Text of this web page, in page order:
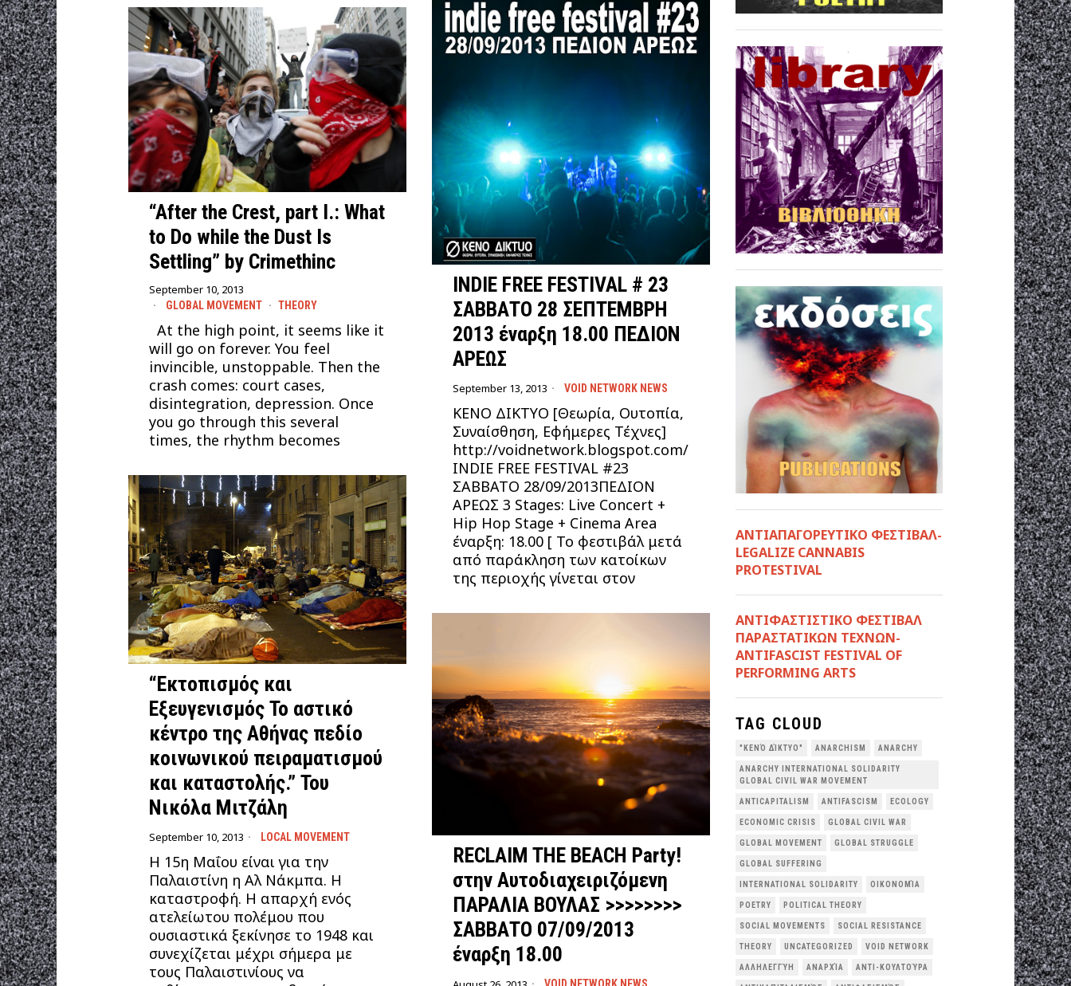
INDIE FREE FESTIVAL # 23
ΣΑΒΒΑΤΟ 28 ΣΕΠΤΕΜΒΡΗ
2013 έναρξη 18.00 ΠΕΔΙΟΝ
ΑΡΕΩΣ
September 13, 2013 VOID NETWORK NEWS
ΚΕΝΟ ΔΙΚΤΥΟ [Θεωρία, Ουτοπία,
Συναίσθηση, Εφήμερες Τέχνες]
http://voidnetwork.blogspot.com/
INDIE FREE FESTIVAL #23
ΣΑΒΒATO 28/09/2013ΠΕΔΙΟΝ
ΑΡΕΩΣ 3 Stages: Live Concert +
Hip Hop Stage + Cinema Area
έναρξη: 18.00 [ Το φεστιβάλ μετά
από παράκληση των κατοίκων
της περιοχής γίνεται στον
“After the Crest, part I.: What
to Do while the Dust Is
Settling” by Crimethinc
September 10, 2013
GLOBAL MOVEMENT · THEORY
At the high point, it seems like it
will go on forever. You feel
invincible, unstoppable. Then the
crash comes: court cases,
disintegration, depression. Once
you go through this several
times, the rhythm becomes
“Εκτοπισμός και
Εξευγενισμός Το αστικό
κέντρο της Αθήνας πεδίο
κοινωνικού πειραματισμού
και καταστολής.” Του
Νικόλα Μιτζάλη
September 10, 2013 LOCAL MOVEMENT
Η 15η Μαΐου είναι για την
Παλαιστίνη η Αλ Νάκμπα. Η
καταστροφή. Η απαρχή ενός
ατελείωτου πολέμου που
ουσιαστικά ξεκίνησε το 1948 και
συνεχίζεται μέχρι σήμερα με
τους Παλαιστινίους να
RECLAIM THE BEACH Party!
στην Αυτοδιαχειριζόμενη
ΠΑΡΑΛΙΑ ΒΟΥΛΑΣ >>>>>>>>
ΣΑΒΒΑΤΟ 07/09/2013
έναρξη 18.00
ΑΝΤΙΑΠΑΓΟΡΕΥΤΙΚΟ ΦΕΣΤΙΒΑΛ-
LEGALIZE CANNABIS
PROTESTIVAL
ANTIΦΑΣΤΙΣΤΙΚΟ ΦΕΣΤΙΒΑΛ
ΠΑΡΑΣΤΑΤΙΚΩΝ ΤΕΧΝΩΝ-
ANTIFASCIST FESTIVAL OF
PERFORMING ARTS
TAG CLOUD
"ΚΕΝΌ ΔΊΚΤΥΟ" ANARCHISM ANARCHY
ANARCHY INTERNATIONAL SOLIDARITY
GLOBAL CIVIL WAR MOVEMENT
ANTICAPITALISM ANTIFASCISM ECOLOGY
ECONOMIC CRISIS GLOBAL CIVIL WAR
GLOBAL MOVEMENT GLOBAL STRUGGLE
GLOBAL SUFFERING
INTERNATIONAL SOLIDARITY OΙΚΟΝΟΜΊΑ
POETRY POLITICAL THEORY
SOCIAL MOVEMENTS SOCIAL RESISTANCE
THEORY UNCATEGORIZED VOID NETWORK
ΑΛΛΗΛΕΓΓΎΗ ΑΝΑΡΧΊΑ ΑΝΤΙ-ΚΟΥΛΤΟΎΡΑ